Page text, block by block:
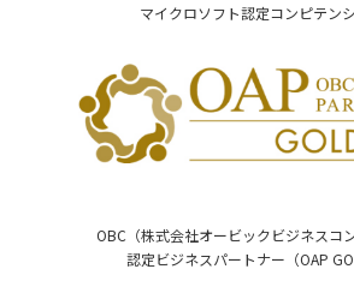
マイクロソフト認定コンピテン
OBC（株式会社オービックビジネスコ
認定ビジネスパートナー（OAP